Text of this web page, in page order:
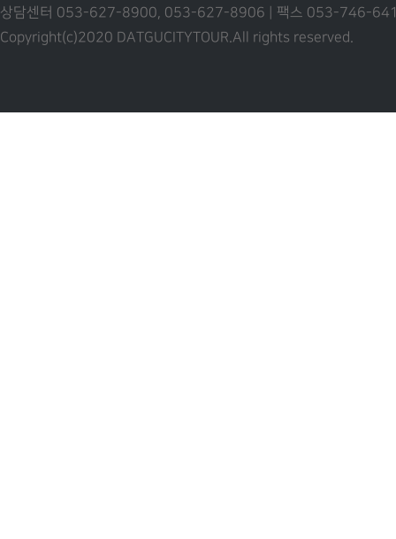
상담센터 053-627-8900, 053-627-8906 | 팩스 053-746-
Copyright(c)2020 DATGUCITYTOUR.All rights reserved.